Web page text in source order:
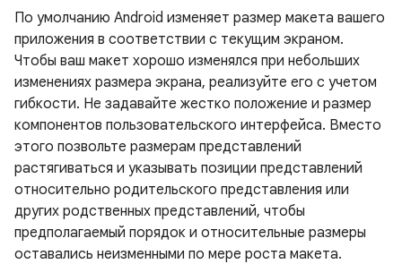
По умолчанию Android изменяет размер макета вашего
приложения в соответствии с текущим экраном.
Чтобы ваш макет хорошо изменялся при небольших
изменениях размера экрана, реализуйте его с учетом
гибкости. Не задавайте жестко положение и размер
компонентов пользовательского интерфейса. Вместо
этого позвольте размерам представлений
растягиваться и указывать позиции представлений
относительно родительского представления или
других родственных представлений, чтобы
предполагаемый порядок и относительные размеры
оставались неизменными по мере роста макета.